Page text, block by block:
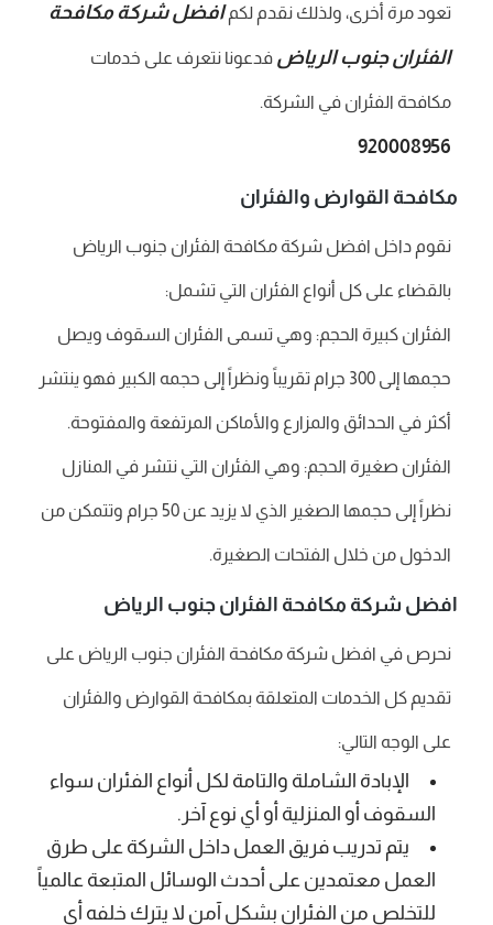
تعود مرة أخرى، ولذلك نقدم لكمافضل شركة مكافحة
الفئران جنوب الرياض فدعونا نتعرف على خدمات
مكافحة الفئران في الشركة.
920008956
مكافحة القوارض والفئران
نقوم داخل افضل شركة مكافحة الفئران جنوب الرياض
بالقضاء على كل أنواع الفئران التي تشمل:
الفئران كبيرة الحجم: وهي تسمى الفئران السقوف ويصل
حجمها إلى 300 جرام تقريباً ونظراً إلى حجمه الكبير فهو ينتشر
أكثر في الحدائق والمزارع والأماكن المرتفعة والمفتوحة.
الفئران صغيرة الحجم: وهي الفئران التي نتشر في المنازل
نظراً إلى حجمها الصغير الذي لا يزيد عن 50 جرام وتتمكن من
الدخول من خلال الفتحات الصغيرة.
افضل شركة مكافحة الفئران جنوب الرياض
نحرص في افضل شركة مكافحة الفئران جنوب الرياض على
تقديم كل الخدمات المتعلقة بمكافحة القوارض والفئران
على الوجه التالي:
الإبادة الشاملة والتامة لكل أنواع الفئران سواء
السقوف أو المنزلية أو أي نوع آخر.
يتم تدريب فريق العمل داخل الشركة على طرق
العمل معتمدين على أحدث الوسائل المتبعة عالمياً
للتخلص من الفئران بشكل آمن لا يترك خلفه أي